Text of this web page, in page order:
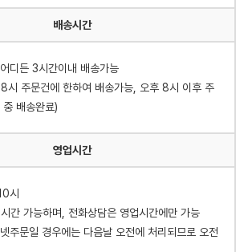
배송시간
디든 3시간이내 배송가능
시 주문건에 한하여 배송가능, 오후 8시 이후 주
배송완료)
영업시간
시
간 가능하며, 전화상담은 영업시간에만 가능
주문일 경우에는 다음날 오전에 처리되므로 오전